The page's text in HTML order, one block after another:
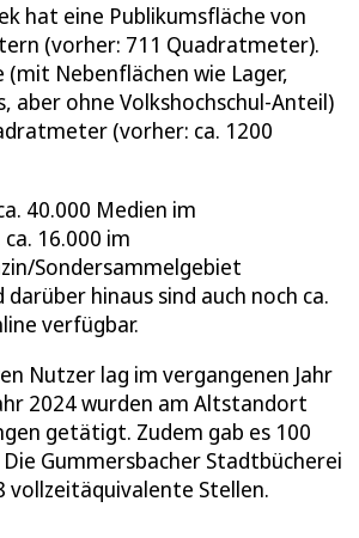
hat eine Publikumsfläche von
(vorher: 711 Quadratmeter).
(mit Nebenflächen wie Lager,
aber ohne Volkshochschul-Anteil)
(vorher: ca. 1200
40.000 Medien im
16.000 im
Sondersammelgebiet
hinaus sind auch noch ca.
verfügbar.
Nutzer lag im vergangenen Jahr
2024 wurden am Altstandort
getätigt. Zudem gab es 100
Gummersbacher Stadtbücherei
vollzeitäquivalente Stellen.